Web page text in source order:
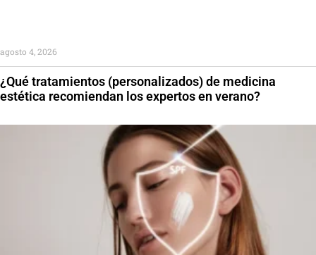
¿Qué tratamientos (personalizados) de medicina
estética recomiendan los expertos en verano?
agosto 4, 2026